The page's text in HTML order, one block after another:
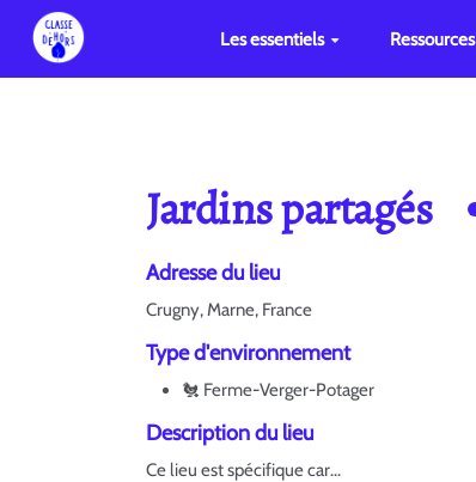
Les essentiels Ressources
Jardins partagés
Adresse du lieu
Crugny, Marne, France
Type d'environnement
🐔 Ferme-Verger-Potager
Description du lieu
Ce lieu est spécifique car...